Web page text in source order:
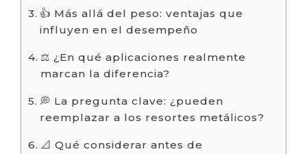
👍 Más allá del peso: ventajas que
influyen en el desempeño
⚖️ ¿En qué aplicaciones realmente
marcan la diferencia?
💭 La pregunta clave: ¿pueden
reemplazar a los resortes metálicos?
📐 Qué considerar antes de